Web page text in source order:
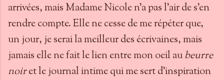
arrivées, mais Madame Nicole n'a pas l'air de s'en
rendre compte. Elle ne cesse de me répéter que,
un jour, je serai la meilleur des écrivaines, mais
jamais elle ne fait le lien entre mon oeil aubeurre
noiret le journal intime qui me sert d'inspiration